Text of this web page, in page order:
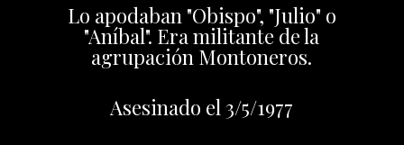
Lo apodaban "Obispo", "Julio" o
"Aníbal". Era militante de la
agrupación Montoneros.
Asesinado el 3/5/1977